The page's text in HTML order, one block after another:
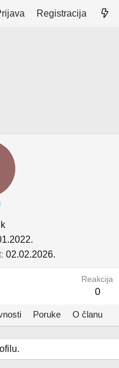
Registracija
02.02.2026.
Reakcija
0
Poruke O članu